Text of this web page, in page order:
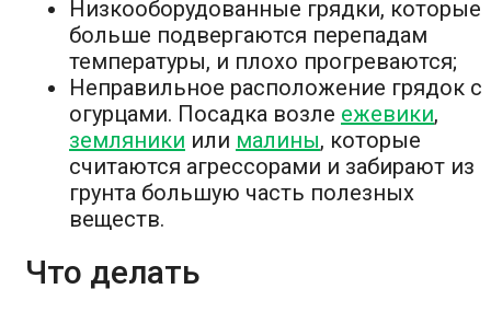
Низкооборудованные грядки, которые
больше подвергаются перепадам
температуры, и плохо прогреваются;
Неправильное расположение грядок с
огурцами. Посадка возле ежевики,
земляники или малины, которые
считаются агрессорами и забирают из
грунта большую часть полезных
веществ.
Что делать